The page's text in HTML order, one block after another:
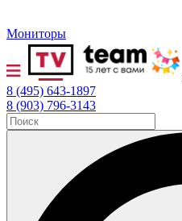
Мониторы
8 (495) 643-1897
8 (903) 796-3143